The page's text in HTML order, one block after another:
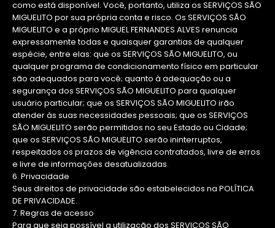
como está disponível. Você, portanto, utiliza os SERVIÇOS SÃO
MIGUELITO por sua própria conta e risco. Os SERVIÇOS SÃO
MIGUELITO e a próprio MIGUEL FERNANDES ALVES renuncia
expressamente todas e quaisquer garantias de qualquer
espécie, entre elas: que os SERVIÇOS SÃO MIGUELITO, ou
qualquer programa de condicionamento físico em particular
são adequados para você; quanto à adequação ou a
segurança dos SERVIÇOS SÃO MIGUELITO para qualquer
usuário particular; que os SERVIÇOS SÃO MIGUELITO irão
atender às suas necessidades pessoais; que os SERVIÇOS
SÃO MIGUELITO serão permitidos no seu Estado ou Cidade;
que os SERVIÇOS SÃO MIGUELITO serão ininterruptos,
respeitados os prazos de vigência contratados, livre de erros
e livre de informações desatualizadas.
6. Privacidade
Seus direitos de privacidade são estabelecidos na POLÍTICA
DE PRIVACIDADE.
7. Regras de acesso
Para que seja possível a utilização dos SERVIÇOS SÃO